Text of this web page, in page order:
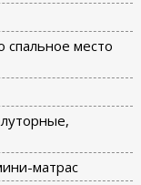
спальное место
матрас